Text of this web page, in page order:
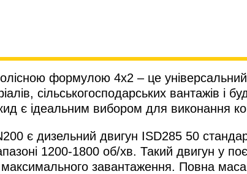
формулою 4х2 – це
сільськогосподарських вантажів і
є ідеальним вибором для виконання
є дизельний двигун ISD285 50
1200-1800 об/хв. Такий двигун у
максимального завантаження. Повна